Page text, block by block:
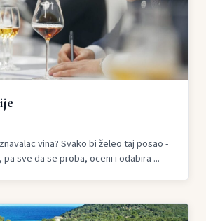
vina? Svako bi želeo taj posao -
sve da se proba, oceni i odabira ...